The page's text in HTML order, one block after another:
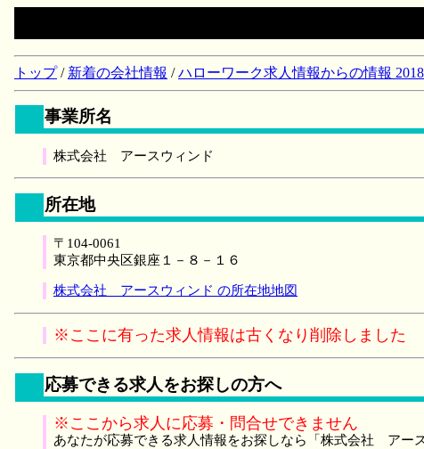
トップ/ 新着の会社情報 /ハローワーク求人情報からの情報
事業所名
株式会社 アースウィンド
所在地
〒104-0061
東京都中央区銀座１－８－１６
株式会社 アースウィンド の所在地地図
※ここに有った求人情報は古くなり削除しました
応募できる求人をお探しの方へ
※ここから求人に応募・問合せできません
あなたが応募できる求人情報をお探しなら「株式会社 アー